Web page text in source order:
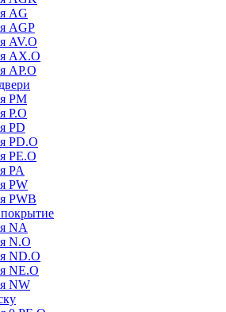
AG
AGP
AV.O
AX.O
AP.O
PM
P.O
PD
PD.O
PE.O
PA
PW
PWB
NA
N.O
ND.O
NE.O
NW